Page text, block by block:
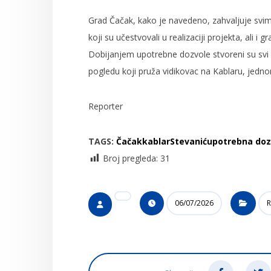
Grad Čačak, kako je navedeno, zahvaljuje
koji su učestvovali u realizaciji projekta, ali i
Dobijanjem upotrebne dozvole stvoreni su
pogledu koji pruža vidikovac na Kablaru,
Reporter
TAGS: ČačakkablarStevanićupotrebna
Broj pregleda: 31
06/07/2026